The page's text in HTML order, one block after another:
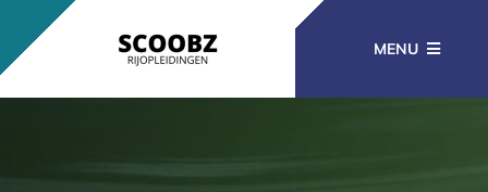
naar
inhoud
MENU